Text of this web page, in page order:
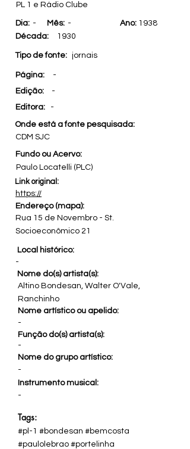
PL 1 e Rádio Clube
Dia: - Mês: - Ano:1938
Década:
1930
Tipo de fonte: jornais
Página:
-
Edição:
-
Editora:
-
Onde está a fonte pesquisada:
CDM SJC
Fundo ou Acervo:
Paulo Locatelli (PLC)
Link original:
https://
Endereço (mapa):
Rua 15 de Novembro - St.
Socioeconômico 21
Local histórico:
-
Nome do(s) artista(s):
Altino Bondesan, Walter O'Vale,
Ranchinho
Nome artístico ou apelido:
-
Função do(s) artista(s):
-
Nome do grupo artístico:
-
Instrumento musical:
-
Tags:
#pl-1 #bondesan #bemcosta
#paulolebrao #portelinha